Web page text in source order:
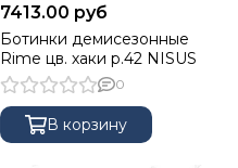
7413.00 руб
Ботинки демисезонные
Rime цв. хаки р.42 NISUS
0
В корзину